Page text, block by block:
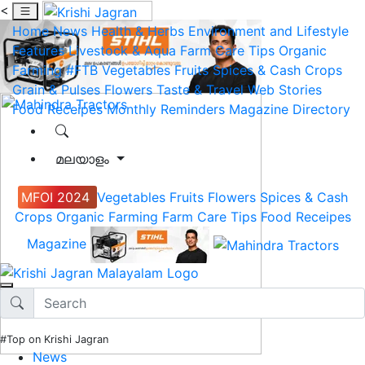
<
Home News Health & Herbs Environment and Lifestyle
Features Livestock & Aqua Farm Care Tips Organic
Farming #FTB Vegetables Fruits Spices & Cash Crops
Grain & Pulses Flowers Taste & Travel Web Stories
Food Receipes Monthly Reminders Magazine Directory
മലയാളം
MFOI 2024 Vegetables Fruits Flowers Spices & Cash
Crops Organic Farming Farm Care Tips Food Receipes
Magazine
#Top on Krishi Jagran
News